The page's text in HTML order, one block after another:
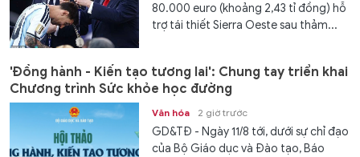
80.000 euro (khoảng 2,43 tỉ đồng) hỗ
trợ tái thiết Sierra Oeste sau thảm...
'Đồng hành - Kiến tạo tương lai': Chung tay triển khai
Chương trình Sức khỏe học đường
Văn hóa 2 giờ trước
GD&TĐ - Ngày 11/8 tới, dưới sự chỉ đạo
của Bộ Giáo dục và Đào tạo, Báo